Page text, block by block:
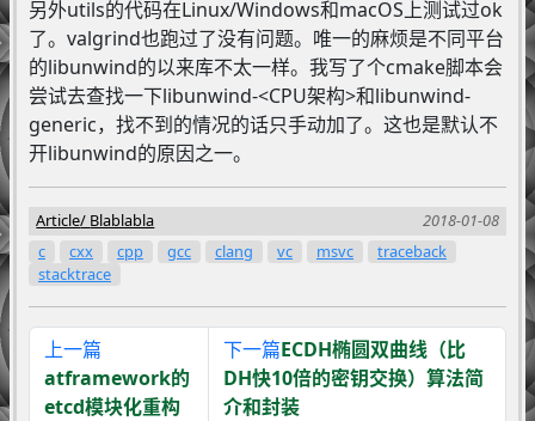
另外utils的代码在Linux/Windows和macOS上测试过ok
了。valgrind也跑过了没有问题。唯一的麻烦是不同平台
的libunwind的以来库不太一样。我写了个cmake脚本会
尝试去查找一下libunwind-<CPU架构>和libunwind-
generic，找不到的情况的话只手动加了。这也是默认不
开libunwind的原因之一。
Article Blablabla
2018-01-08
c
cxx cpp gcc clang vc msvc
traceback
stacktrace
上一篇
atframework的
etcd模块化重构
下一篇ECDH椭圆双曲线（比
DH快10倍的密钥交换）算法简
介和封装